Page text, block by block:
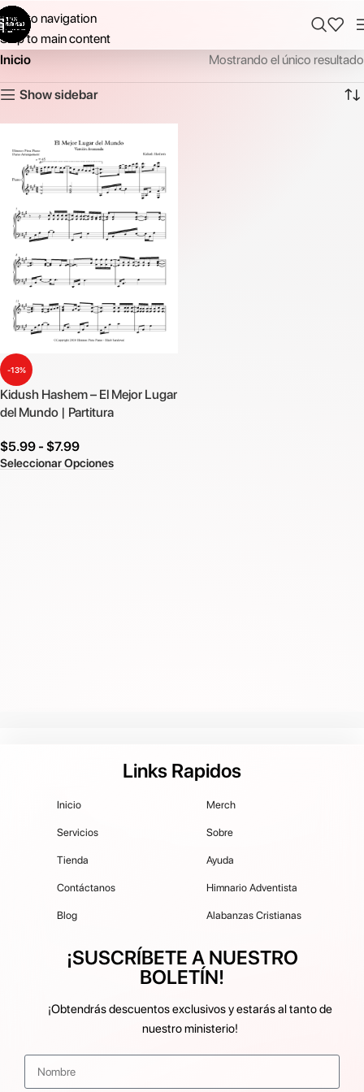
Skip to navigation
Skip to main content
Inicio
Mostrando el único resultado
Show sidebar
-13%
Kidush Hashem – El Mejor Lugar
del Mundo | Partitura
$5.99 - $7.99
Seleccionar Opciones
Links Rapidos
Inicio
Servicios
Tienda
Contáctanos
Blog
Merch
Sobre
Ayuda
Himnario Adventista
Alabanzas Cristianas
¡SUSCRÍBETE A NUESTRO
BOLETÍN!
¡Obtendrás descuentos exclusivos y estarás al tanto de
nuestro ministerio!